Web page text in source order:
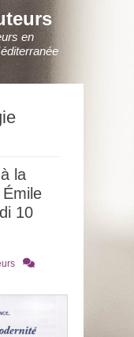
en
la
10